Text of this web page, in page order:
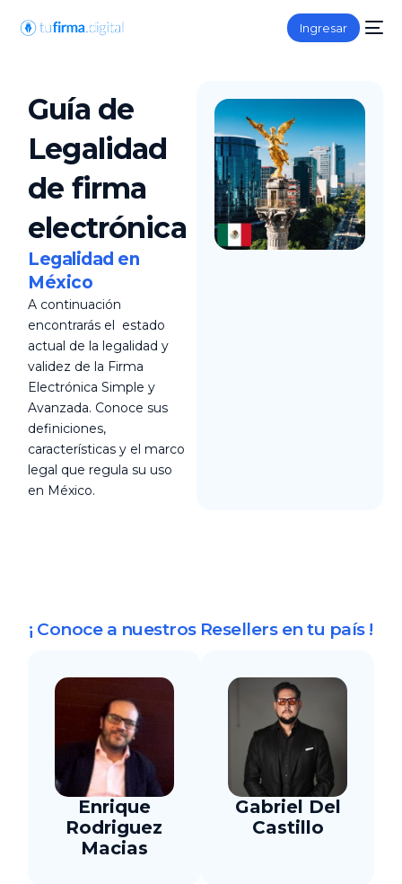
Ingresar
Guía de
Legalidad
de firma
electrónica
Legalidad en
México
A continuación
encontrarás el estado
actual de la legalidad y
validez de la Firma
Electrónica Simple y
Avanzada. Conoce sus
definiciones,
características y el marco
legal que regula su uso
en México.
¡ Conoce a nuestros Resellers en tu país !
Enrique
Rodriguez
Macias
Gabriel Del
Castillo